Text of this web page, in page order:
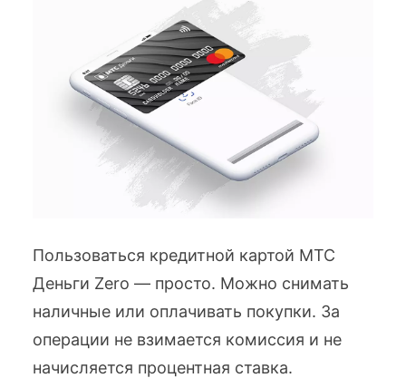
Пользоваться кредитной картой МТС
Деньги Zero — просто. Можно снимать
наличные или оплачивать покупки. За
операции не взимается комиссия и не
начисляется процентная ставка.